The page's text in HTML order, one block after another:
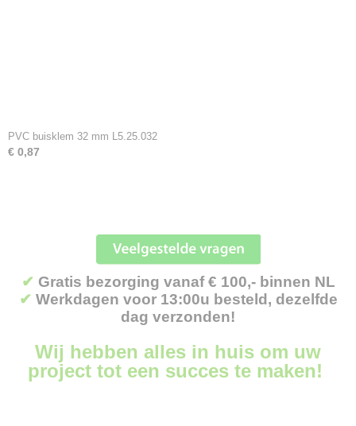
PVC buisklem 32 mm L5.25.032
€ 0,87
✔ Gratis bezorging vanaf € 100,- binnen NL
✔ Werkdagen voor 13:00u besteld, dezelfde
dag verzonden!
Wij hebben alles in huis om uw
project tot een succes te maken!